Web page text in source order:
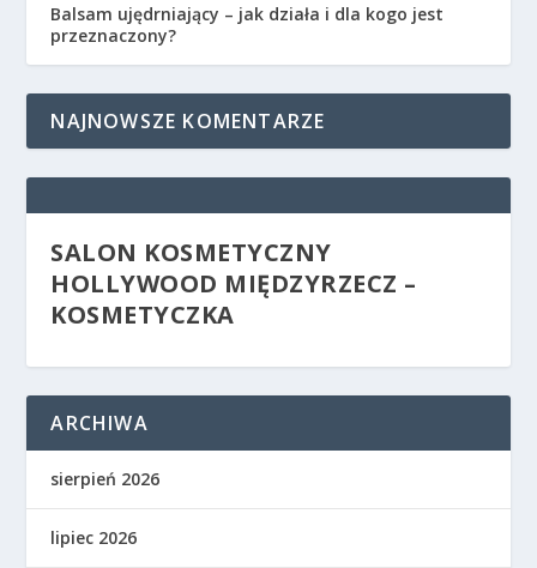
Balsam ujędrniający – jak działa i dla kogo jest
przeznaczony?
NAJNOWSZE KOMENTARZE
SALON KOSMETYCZNY
HOLLYWOOD MIĘDZYRZECZ –
KOSMETYCZKA
ARCHIWA
sierpień 2026
lipiec 2026